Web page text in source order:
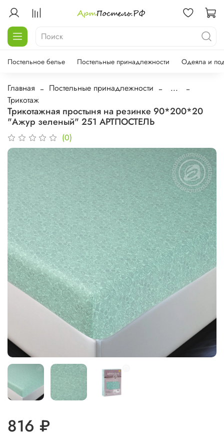
Постельное белье Постельные принадлежности Одеяла и
Главная Постельные принадлежности
...
Трикотаж
Трикотажная простыня на резинке 90*200*20
"Ажур зеленый" 251 АРТПОСТЕЛЬ
(0)
816 ₽